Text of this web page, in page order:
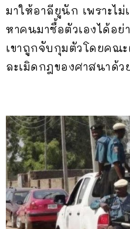
มาให้อาลียูนัก เพราะไม่
หาคนมาซื้อตัวเองได้อ
เขาถูกจับกุมตัวโดยคณ
ละเมิดกฎของศาสนาด้ว